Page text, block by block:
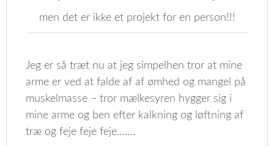
men det er ikke et projekt for en person!!!
Jeg er så træt nu at jeg simpelhen tror at mine
arme er ved at falde af af ømhed og mangel på
muskelmasse – tror mælkesyren hygger sig i
mine arme og ben efter kalkning og løftning af
træ og feje feje feje…….